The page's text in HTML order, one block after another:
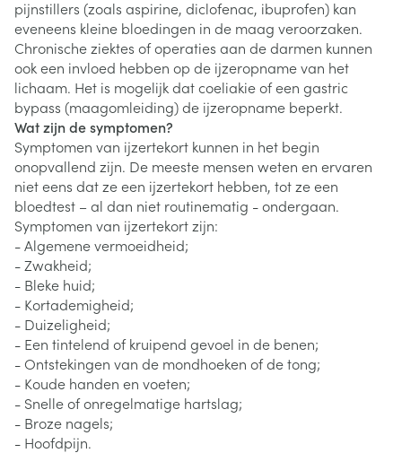
pijnstillers (zoals aspirine, diclofenac, ibuprofen) kan
eveneens kleine bloedingen in de maag veroorzaken.
Chronische ziektes of operaties aan de darmen kunnen
ook een invloed hebben op de ijzeropname van het
lichaam. Het is mogelijk dat coeliakie of een gastric
bypass (maagomleiding) de ijzeropname beperkt.
Wat zijn de symptomen?
Symptomen van ijzertekort kunnen in het begin
onopvallend zijn. De meeste mensen weten en ervaren
niet eens dat ze een ijzertekort hebben, tot ze een
bloedtest – al dan niet routinematig - ondergaan.
Symptomen van ijzertekort zijn:
- Algemene vermoeidheid;
- Zwakheid;
- Bleke huid;
- Kortademigheid;
- Duizeligheid;
- Een tintelend of kruipend gevoel in de benen;
- Ontstekingen van de mondhoeken of de tong;
- Koude handen en voeten;
- Snelle of onregelmatige hartslag;
- Broze nagels;
- Hoofdpijn.